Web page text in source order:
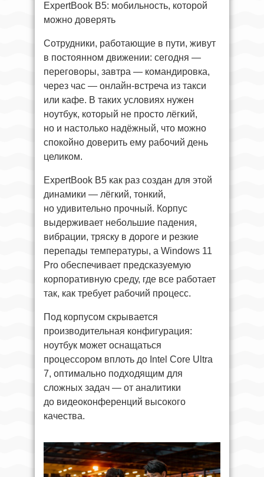
ExpertBook B5: мобильность, которой
можно доверять
Сотрудники, работающие в пути, живут
в постоянном движении: сегодня —
переговоры, завтра — командировка,
через час — онлайн-встреча из такси
или кафе. В таких условиях нужен
ноутбук, который не просто лёгкий,
но и настолько надёжный, что можно
спокойно доверить ему рабочий день
целиком.
ExpertBook B5 как раз создан для этой
динамики — лёгкий, тонкий,
но удивительно прочный. Корпус
выдерживает небольшие падения,
вибрации, тряску в дороге и резкие
перепады температуры, а Windows 11
Pro обеспечивает предсказуемую
корпоративную среду, где все работает
так, как требует рабочий процесс.
Под корпусом скрывается
производительная конфигурация:
ноутбук может оснащаться
процессором вплоть до Intel Core Ultra
7, оптимально подходящим для
сложных задач — от аналитики
до видеоконференций высокого
качества.